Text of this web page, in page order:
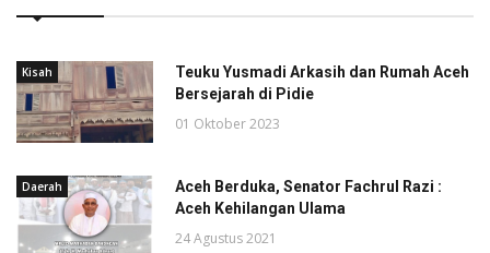
Kisah
Teuku Yusmadi Arkasih dan Rumah Aceh
Bersejarah di Pidie
01 Oktober 2023
Daerah
Aceh Berduka, Senator Fachrul Razi :
Aceh Kehilangan Ulama
24 Agustus 2021